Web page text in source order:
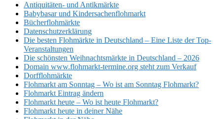
Antiquitäten- und Antikmärkte
Babybasar und Kindersachenflohmarkt
Bücherflohmärkte
Datenschutzerklärung
Die besten Flohmärkte in Deutschland – Eine Liste der Top-
Veranstaltungen
Die schönsten Weihnachtsmärkte in Deutschland – 2026
Domain www.flohmarkt-termine.org steht zum Verkauf
Dorfflohmärkte
Flohmarkt am Sonntag – Wo ist am Sonntag Flohmarkt?
Flohmarkt Eintrag ändern
Flohmarkt heute – Wo ist heute Flohmarkt?
Flohmarkt heute in deiner Nähe